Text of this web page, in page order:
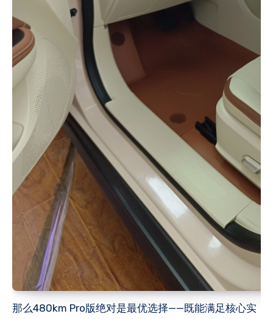
那么480km Pro版绝对是最优选择——既能满足核心实